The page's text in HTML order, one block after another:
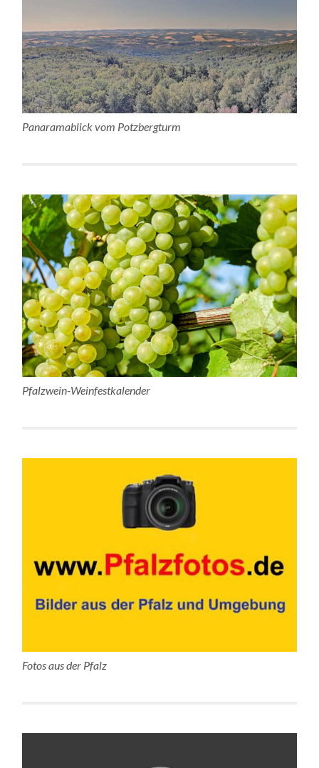
Panaramablick vom Potzbergturm
Pfalzwein-Weinfestkalender
Fotos aus der Pfalz